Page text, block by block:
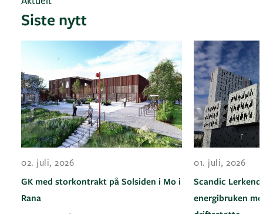
Siste nytt
02. juli, 2026
GK med storkontrakt på Solsiden i Mo i
Rana
01. juli, 2026
Scandic
energibruken